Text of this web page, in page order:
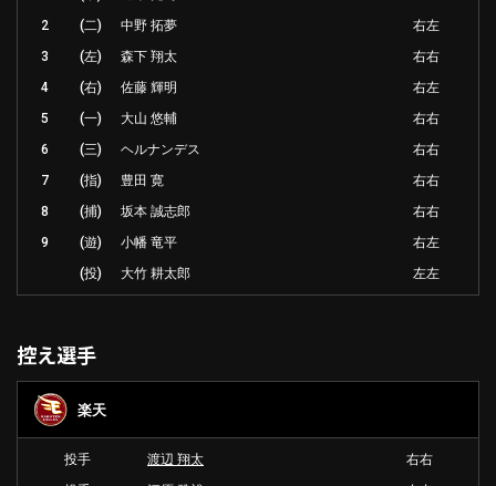
2
(二) 中野 拓夢
右左
3
(左) 森下 翔太
右右
4
(右) 佐藤 輝明
右左
5
(一) 大山 悠輔
右右
6
(三) ヘルナンデス
右右
7
(指) 豊田 寛
右右
8
(捕) 坂本 誠志郎
右右
9
(遊) 小幡 竜平
右左
(投)
大竹 耕太郎 左左
控え選手
楽天
投手 渡辺 翔太
右右